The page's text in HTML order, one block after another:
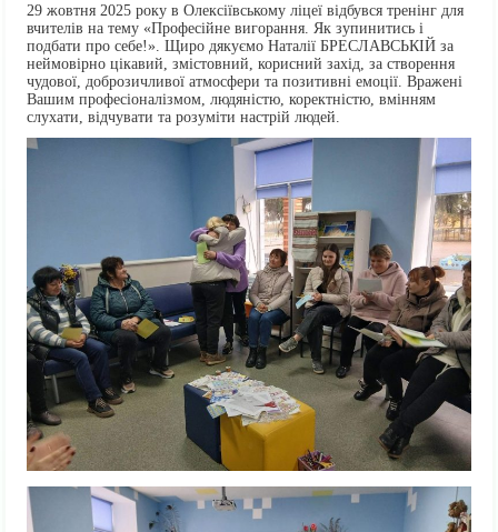
29 жовтня 2025 року в Олексіївському ліцеї відбувся тренінг для
вчителів на тему «Професійне вигорання. Як зупинитись і
подбати про себе!». Щиро дякуємо Наталії БРЕСЛАВСЬКІЙ за
неймовірно цікавий, змістовний, корисний захід, за створення
чудової, доброзичливої атмосфери та позитивні емоції. Вражені
Вашим професіоналізмом, людяністю, коректністю, вмінням
слухати, відчувати та розуміти настрій людей.